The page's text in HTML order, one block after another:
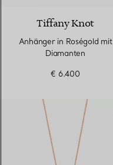
Tiffany Knot
Anhänger in Roségold mit
Diamanten
€ 6.400